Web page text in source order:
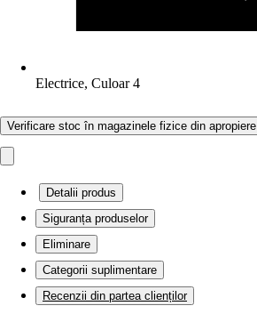
Electrice, Culoar 4
Verificare stoc în magazinele fizice din apropiere
Detalii produs
Siguranța produselor
Eliminare
Categorii suplimentare
Recenzii din partea clienților